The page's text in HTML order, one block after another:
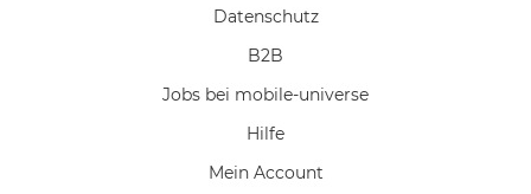
Datenschutz
B2B
Jobs bei mobile-universe
Hilfe
Mein Account